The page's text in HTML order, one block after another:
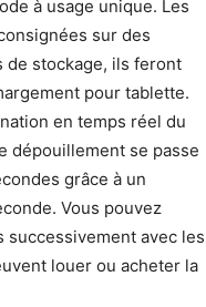
à usage unique. Les
sur des
de stockage, ils feront
pour tablette.
en temps réel du
dépouillement se passe
grâce à un
Vous pouvez
successivement avec les
louer ou acheter la